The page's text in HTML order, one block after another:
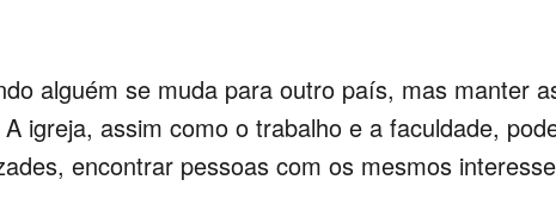
alguém se muda para outro país, mas manter
igreja, assim como o trabalho e a faculdade,
encontrar pessoas com os mesmos